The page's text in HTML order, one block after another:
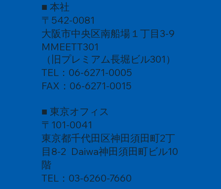
■ 本社
〒542-0081
大阪市中央区南船場１丁目3-9
MMEETT301
（旧プレミアム長堀ビル301）
TEL：06-6271-0005
FAX：06-6271-0015
■ 東京オフィス
〒101-0041
東京都千代田区神田須田町2丁
目8-2 Daiwa神田須田町ビル10
階
TEL：03-6260-7660